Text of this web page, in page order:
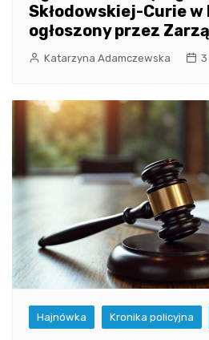
Skłodowskiej-Curie w
ogłoszony przez
Katarzyna Adamczewska
Hajnówka Kronika policyjna